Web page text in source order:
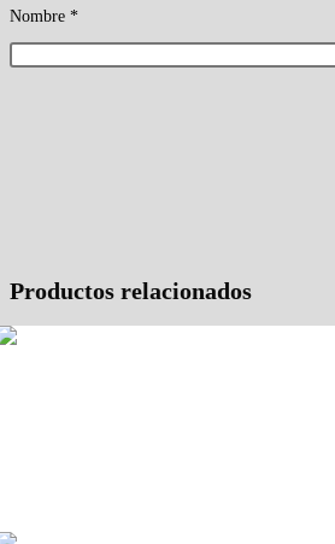
Nombre *
Productos relacionados